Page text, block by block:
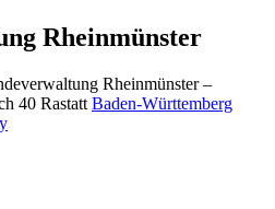
Rheinmünster
Rheinmünster –
40 Rastatt Baden-Württemberg